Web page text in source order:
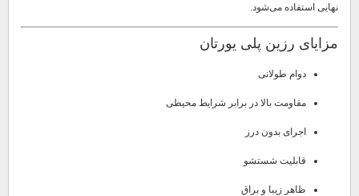
نهایی استفاده می‌شود.
مزایای رزین پلی یورتان
دوام طولانی
مقاومت بالا در برابر شرایط محیطی
اجرای بدون درز
قابلیت شستشو
ظاهر زیبا و براق